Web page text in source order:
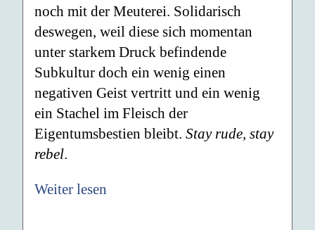
noch mit der Meuterei. Solidarisch
deswegen, weil diese sich momentan
unter starkem Druck befindende
Subkultur doch ein wenig einen
negativen Geist vertritt und ein wenig
ein Stachel im Fleisch der
Eigentumsbestien bleibt. Stay rude, stay
rebel.
Weiter lesen